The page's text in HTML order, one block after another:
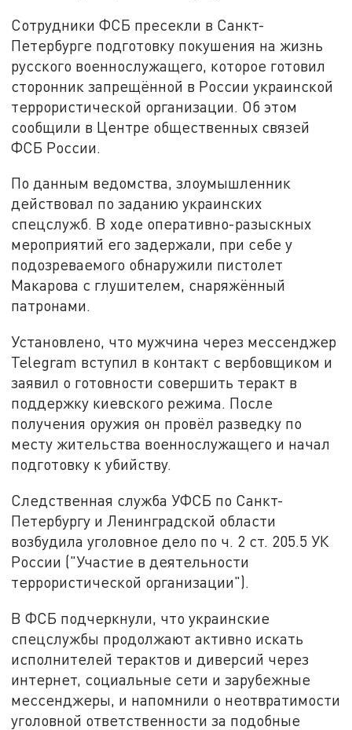
Сотрудники ФСБ пресекли в Санкт-
Петербурге подготовку покушения на жизнь
русского военнослужащего, которое готовил
сторонник запрещённой в России украинской
террористической организации. Об этом
сообщили в Центре общественных связей
ФСБ России.
По данным ведомства, злоумышленник
действовал по заданию украинских
спецслужб. В ходе оперативно-разыскных
мероприятий его задержали, при себе у
подозреваемого обнаружили пистолет
Макарова с глушителем, снаряжённый
патронами.
Установлено, что мужчина через мессенджер
Telegram вступил в контакт с вербовщиком и
заявил о готовности совершить теракт в
поддержку киевского режима. После
получения оружия он провёл разведку по
месту жительства военнослужащего и начал
подготовку к убийству.
Следственная служба УФСБ по Санкт-
Петербургу и Ленинградской области
возбудила уголовное дело по ч. 2 ст. 205.5 УК
России ("Участие в деятельности
террористической организации").
В ФСБ подчеркнули, что украинские
спецслужбы продолжают активно искать
исполнителей терактов и диверсий через
интернет, социальные сети и зарубежные
мессенджеры, и напомнили о неотвратимости
уголовной ответственности за подобные